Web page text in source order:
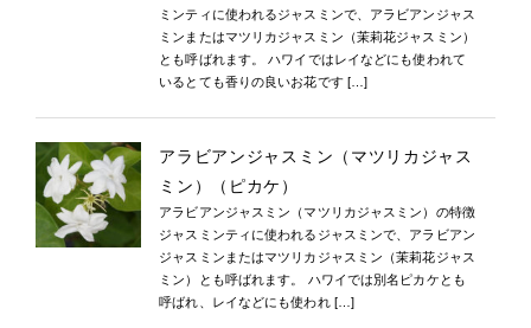
ミンティに使われるジャスミンで、アラビアンジャス
ミンまたはマツリカジャスミン（茉莉花ジャスミン）
とも呼ばれます。 ハワイではレイなどにも使われて
いるとても香りの良いお花です […]
アラビアンジャスミン（マツリカジャス
ミン）（ピカケ）
アラビアンジャスミン（マツリカジャスミン）の特徴
ジャスミンティに使われるジャスミンで、アラビアン
ジャスミンまたはマツリカジャスミン（茉莉花ジャス
ミン）とも呼ばれます。 ハワイでは別名ピカケとも
呼ばれ、レイなどにも使われ […]